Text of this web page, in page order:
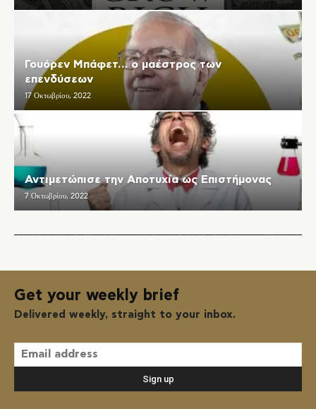
Γουόρεν Μπάφετ… ο μαέστρος των
επενδύσεων
17 Οκτωβρίου, 2022
Αντιμετώπισε την Αποτυχία ως Επιστήμονας
7 Οκτωβρίου, 2022
Get your weekly brief
Delivered weekly, straight to your inbox.